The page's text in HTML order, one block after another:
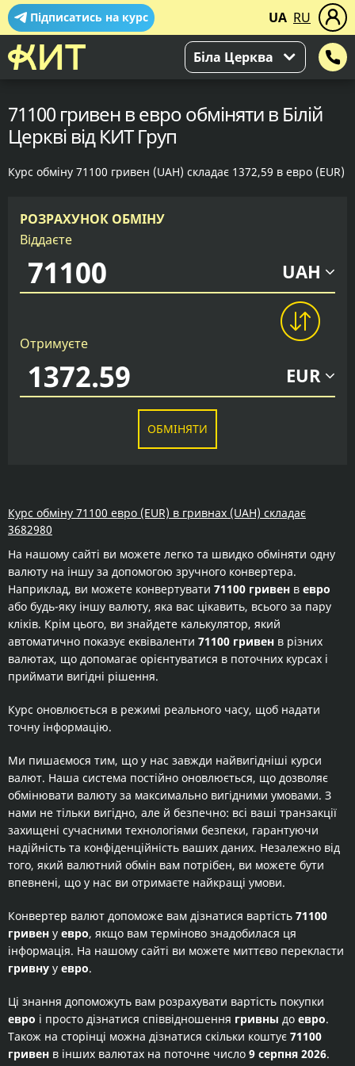
Підписатись на курс UA RU
Біла Церква
71100 гривен в евро обміняти в Білій
Церкві від КИТ Груп
Курс обміну 71100 гривен (UAH) складає 1372,59 в евро (EUR)
РОЗРАХУНОК ОБМІНУ
Віддаєте
UAH
Отримуєте
EUR
ОБМІНЯТИ
Курс обміну 71100 евро (EUR) в гривнах (UAH) складає
3682980
На нашому сайті ви можете легко та швидко обміняти одну
валюту на іншу за допомогою зручного конвертера.
Наприклад, ви можете конвертувати 71100 гривен в евро
або будь-яку іншу валюту, яка вас цікавить, всього за пару
кліків. Крім цього, ви знайдете калькулятор, який
автоматично показує еквіваленти 71100 гривен в різних
валютах, що допомагає орієнтуватися в поточних курсах і
приймати вигідні рішення.
Курс оновлюється в режимі реального часу, щоб надати
точну інформацію.
Ми пишаємося тим, що у нас завжди найвигідніші курси
валют. Наша система постійно оновлюється, що дозволяє
обмінювати валюту за максимально вигідними умовами. З
нами не тільки вигідно, але й безпечно: всі ваші транзакції
захищені сучасними технологіями безпеки, гарантуючи
надійність та конфіденційність ваших даних. Незалежно від
того, який валютний обмін вам потрібен, ви можете бути
впевнені, що у нас ви отримаєте найкращі умови.
Конвертер валют допоможе вам дізнатися вартість 71100
гривен у евро, якщо вам терміново знадобилася ця
інформація. На нашому сайті ви можете миттєво перекласти
гривну у евро.
Ці знання допоможуть вам розрахувати вартість покупки
евро і просто дізнатися співвідношення гривны до евро.
Також на сторінці можна дізнатися скільки коштує 71100
гривен в інших валютах на поточне число 9 серпня 2026.